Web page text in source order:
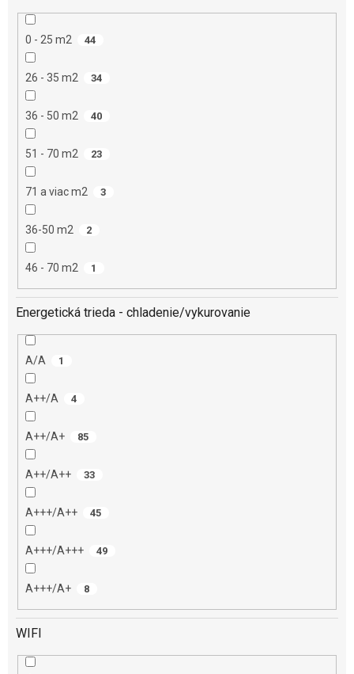
Energetická trieda - chladenie/vykurovanie
A/A 1
A++/A 4
A++/A+ 85
A++/A++ 33
A+++/A++ 45
A+++/A+++ 49
A+++/A+ 8
0 - 25 m2 44
26 - 35 m2 34
36 - 50 m2 40
51 - 70 m2 23
71 a viac m2 3
36-50 m2 2
46 - 70 m2 1
WIFI